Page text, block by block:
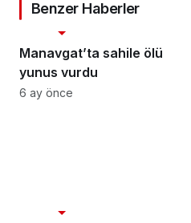
Benzer Haberler
Manavgat’ta sahile ölü
yunus vurdu
6 ay önce